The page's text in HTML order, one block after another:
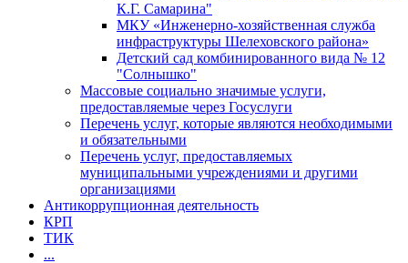
К.Г. Самарина"
МКУ «Инженерно-хозяйственная служба
инфраструктуры Шелеховского района»
Детский сад комбинированного вида № 12
"Солнышко"
Массовые социально значимые услуги,
предоставляемые через Госуслуги
Перечень услуг, которые являются необходимыми
и обязательными
Перечень услуг, предоставляемых
муниципальными учреждениями и другими
организациями
Антикоррупционная деятельность
КРП
ТИК
...